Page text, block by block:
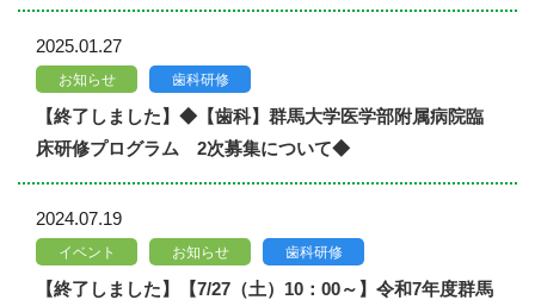
2025.01.27
お知らせ 歯科研修
【終了しました】◆【歯科】群馬大学医学部附属病院臨
床研修プログラム 2次募集について◆
2024.07.19
イベント お知らせ 歯科研修
【終了しました】【7/27（土）10：00～】令和7年度群馬